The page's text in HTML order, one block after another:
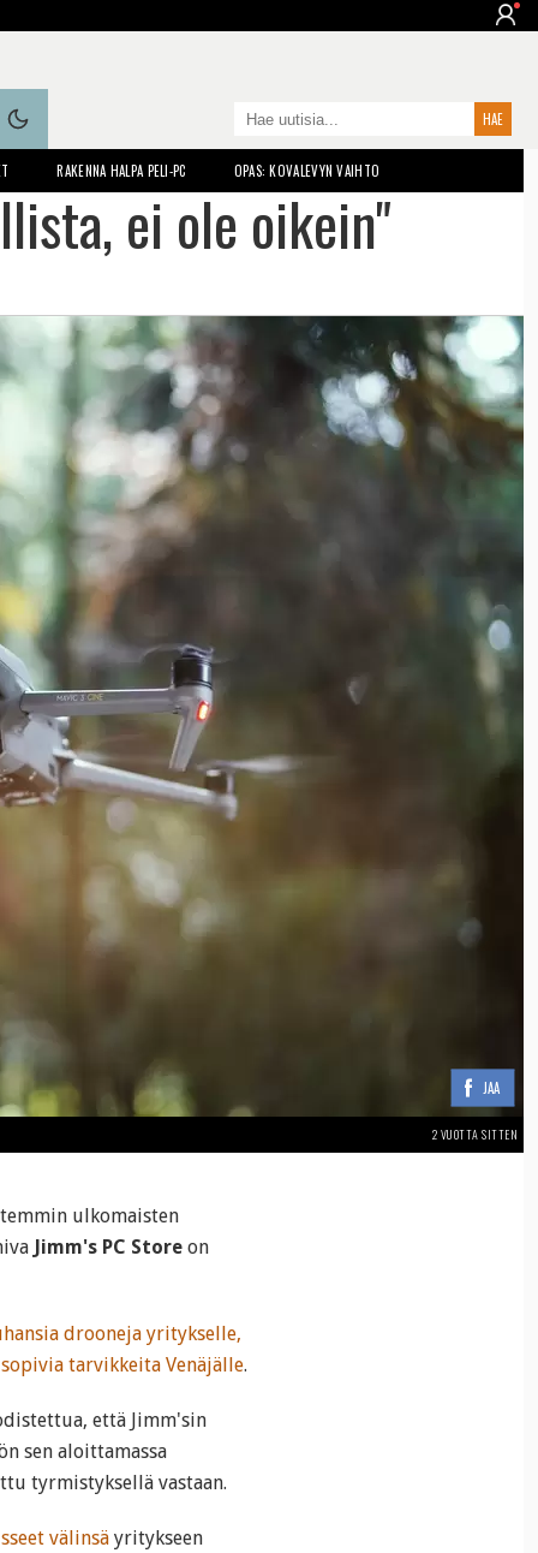
RAKENNA HALPA PELI-PC OPAS: KOVALEVYN VAIHTO
ei ole oikein"
JAA
2 VUOTTA SITTEN
ulkomaisten
Jimm's PC Store on
drooneja yritykselle,
tarvikkeita Venäjälle.
että Jimm'sin
sen aloittamassa
tyrmistyksellä vastaan.
välinsä yritykseen